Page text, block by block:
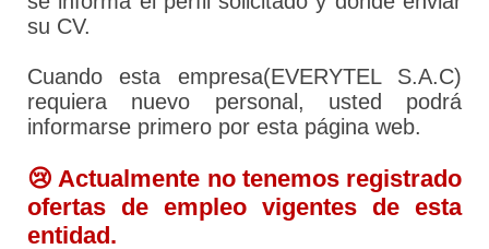
su CV.
Cuando esta empresa(EVERYTEL S.A.C)
requiera nuevo personal, usted podrá
informarse primero por esta página web.
😢 Actualmente no tenemos registrado
ofertas de empleo vigentes de esta
entidad.